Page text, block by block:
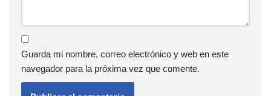
Guarda mi nombre, correo electrónico y web en este
navegador para la próxima vez que comente.